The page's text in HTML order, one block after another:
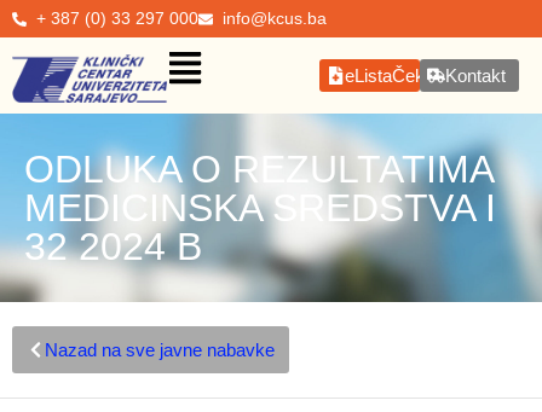
+ 387 (0) 33 297 000 info@kcus.ba
eListaČekanjaKontakt
ODLUKA O REZULTATIMA
MEDICINSKA SREDSTVA I
32 2024 B
Nazad na sve javne nabavke